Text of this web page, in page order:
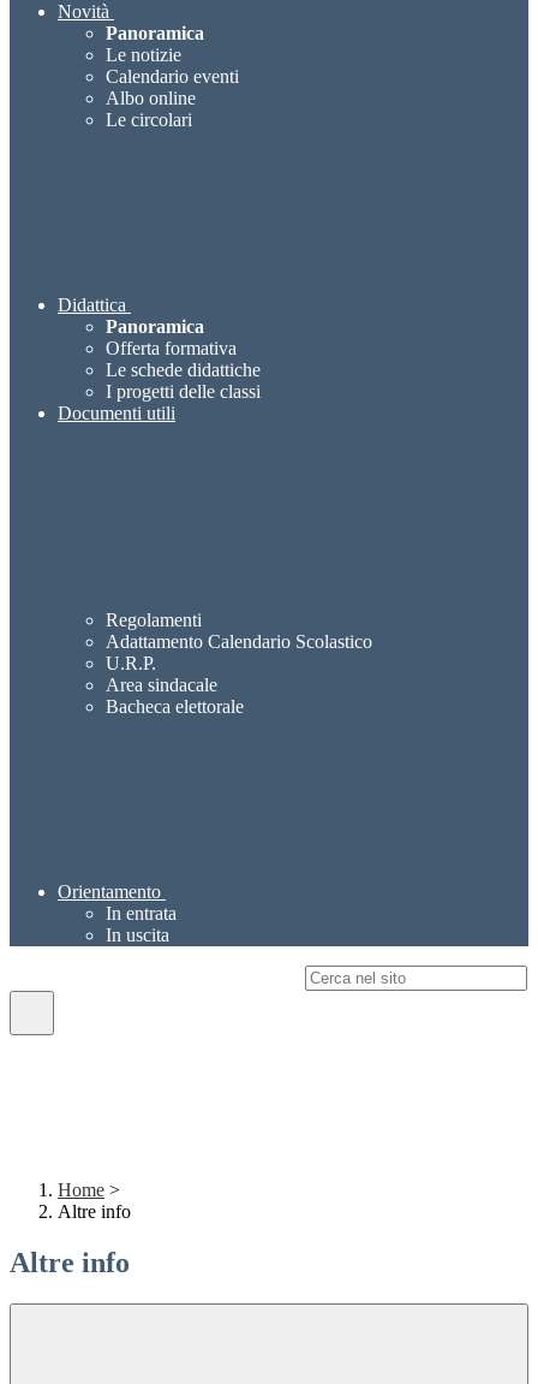
Novità
Panoramica
Le notizie
Calendario eventi
Albo online
Le circolari
Didattica
Panoramica
Offerta formativa
Le schede didattiche
I progetti delle classi
Documenti utili
Regolamenti
Adattamento Calendario Scolastico
U.R.P.
Area sindacale
Bacheca elettorale
Orientamento
In entrata
In uscita
Home >
Altre info
Altre info